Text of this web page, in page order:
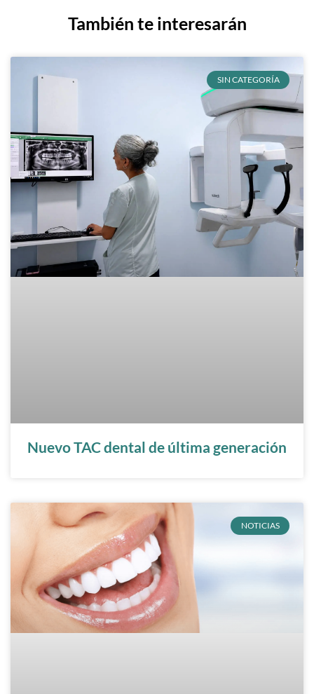
También te interesarán
SIN CATEGORÍA
Nuevo TAC dental de última generación
NOTICIAS